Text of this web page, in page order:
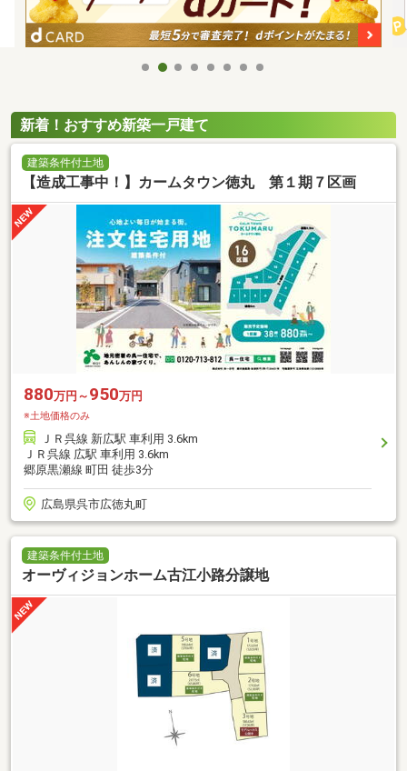
新着！おすすめ新築一戸建て
建築条件付土地
【造成工事中！】カームタウン徳丸 第１期７区画
880万円～ 950万円
※土地価格のみ
ＪＲ呉線 新広駅 車利用 3.6km
ＪＲ呉線 広駅 車利用 3.6km
郷原黒瀬線 町田 徒歩3分
広島県呉市広徳丸町
建築条件付土地
オーヴィジョンホーム古江小路分譲地